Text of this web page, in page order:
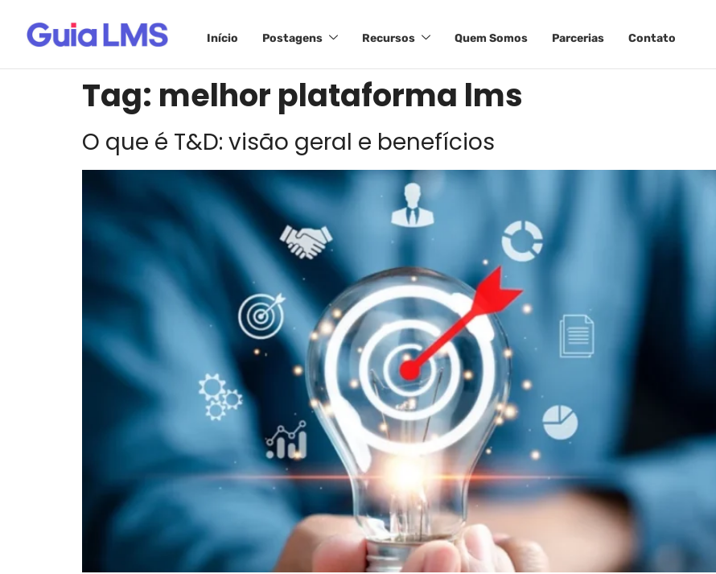
Início Postagens Recursos Quem Somos Parcerias Contato
Tag: melhor plataforma lms
O que é T&D: visão geral e benefícios